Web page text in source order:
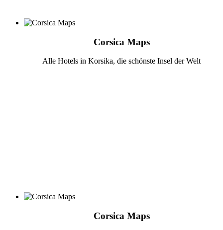
Corsica Maps
Alle Hotels in Korsika, die schönste Insel der Welt
Corsica Maps